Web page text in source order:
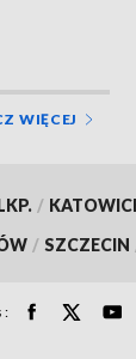
WIĘCEJ
/
/ SZCZECIN